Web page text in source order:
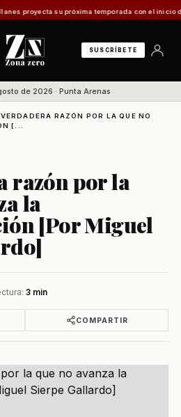
su próxima temporada con el inicio de
SUSCRÍBETE
de 2026 · Punta Arenas
RAZÓN POR LA QUE NO
[...
razón por la
la
[Por Miguel
3 min
COMPARTIR